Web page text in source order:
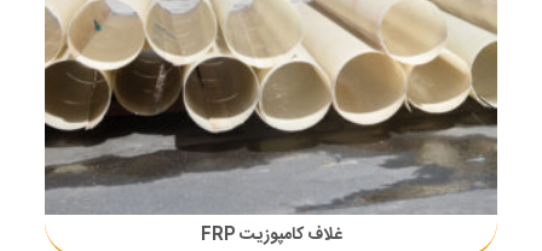
غلاف کامپوزیت FRP